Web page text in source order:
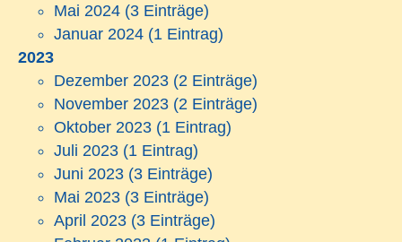
Mai 2024 (3 Einträge)
Januar 2024 (1 Eintrag)
2023
Dezember 2023 (2 Einträge)
November 2023 (2 Einträge)
Oktober 2023 (1 Eintrag)
Juli 2023 (1 Eintrag)
Juni 2023 (3 Einträge)
Mai 2023 (3 Einträge)
April 2023 (3 Einträge)